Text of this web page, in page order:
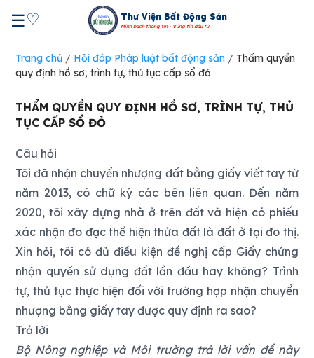
☰♡ Thư Viện Bất Động Sản
Minh bạch thông tin - Vững tin đầu tư
Trang chủ / Hỏi đáp Pháp luật bất động sản / Thẩm quyền
quy định hồ sơ, trình tự, thủ tục cấp sổ đỏ
THẨM QUYỀN QUY ĐỊNH HỒ SƠ, TRÌNH TỰ, THỦ
TỤC CẤP SỔ ĐỎ
Câu hỏi
Tôi đã nhận chuyển nhượng đất bằng giấy viết tay từ
năm 2013, có chữ ký các bên liên quan. Đến năm
2020, tôi xây dựng nhà ở trên đất và hiện có phiếu
xác nhận đo đạc thể hiện thửa đất là đất ở tại đô thị.
Xin hỏi, tôi có đủ điều kiện đề nghị cấp Giấy chứng
nhận quyền sử dụng đất lần đầu hay không? Trình
tự, thủ tục thực hiện đối với trường hợp nhận chuyển
nhượng bằng giấy tay được quy định ra sao?
Trả lời
Bộ Nông nghiệp và Môi trường trả lời vấn đề này